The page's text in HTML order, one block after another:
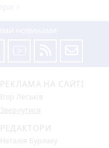
РЕКЛАМА НА САЙТІ
Ігор Леськів
Звернутися
РЕДАКТОРИ
Наталія Бурлаку